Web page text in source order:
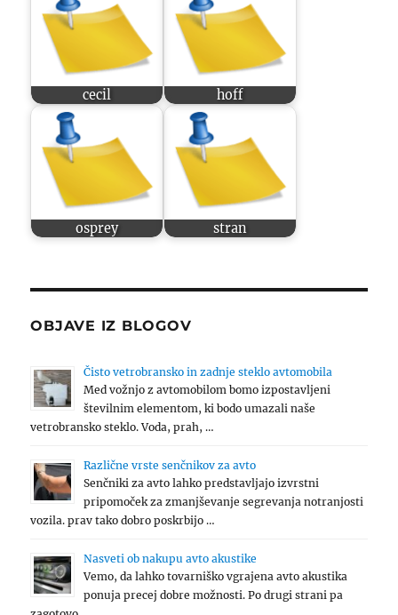
cecil hoff
osprey stran
OBJAVE IZ BLOGOV
Čisto vetrobransko in zadnje steklo avtomobila
Med vožnjo z avtomobilom bomo izpostavljeni
številnim elementom, ki bodo umazali naše
vetrobransko steklo. Voda, prah, …
Različne vrste senčnikov za avto
Senčniki za avto lahko predstavljajo izvrstni
pripomoček za zmanjševanje segrevanja notranjosti
vozila. prav tako dobro poskrbijo …
Nasveti ob nakupu avto akustike
Vemo, da lahko tovarniško vgrajena avto akustika
ponuja precej dobre možnosti. Po drugi strani pa